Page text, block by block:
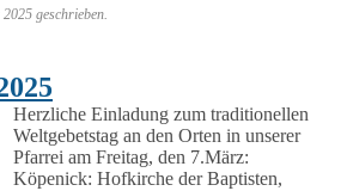
2025 geschrieben.
Herzliche Einladung zum traditionellen
Weltgebetstag an den Orten in unserer
Pfarrei am Freitag, den 7.März:
Köpenick: Hofkirche der Baptisten,